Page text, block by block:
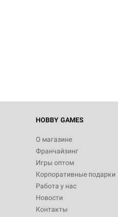
HOBBY GAMES
О магазине
Франчайзинг
Игры оптом
Корпоративные подарки
Работа у нас
Новости
Контакты